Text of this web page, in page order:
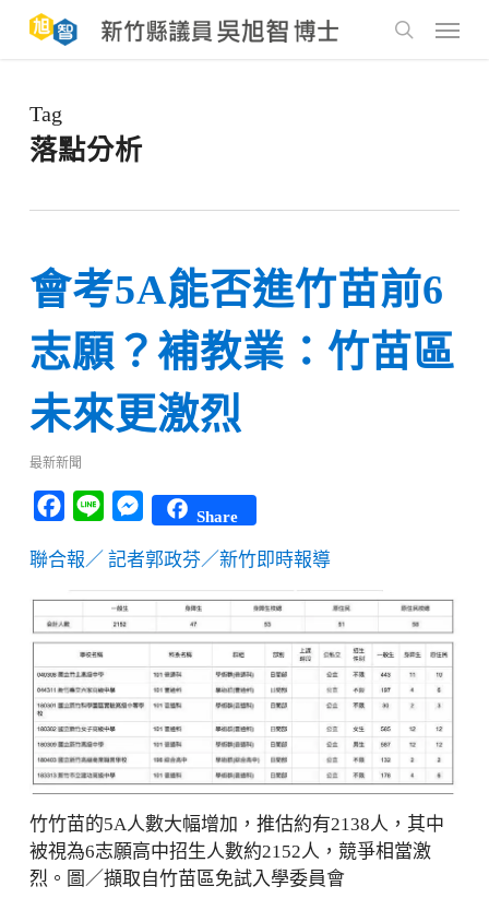
main
Menu
Tag
落點分析
會考5A能否進竹苗前6
志願？補教業：竹苗區
未來更激烈
最新新聞
Facebook
Line Messenger
Share
聯合報／ 記者郭政芬／新竹即時報導
竹竹苗的5A人數大幅增加，推估約有2138人，其中
被視為6志願高中招生人數約2152人，競爭相當激
烈。圖／擷取自竹苗區免試入學委員會